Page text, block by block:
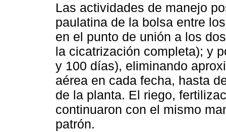
Las actividades de manejo
paulatina de la bolsa entre
en el punto de unión a los
la cicatrización completa); y
y 100 días), eliminando
aérea en cada fecha, hasta
de la planta. El riego,
continuaron con el mismo
patrón.